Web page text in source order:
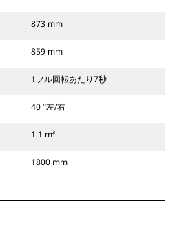
873 mm
859 mm
1フル回転あたり7秒
40 °左/右
1.1 m³
1800 mm